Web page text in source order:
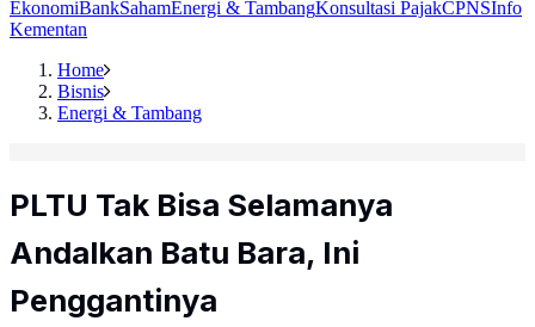
EkonomiBankSahamEnergi & TambangKonsultasi PajakCPNSInfo
Kementan
Home
Bisnis
Energi & Tambang
PLTU Tak Bisa Selamanya
Andalkan Batu Bara, Ini
Penggantinya